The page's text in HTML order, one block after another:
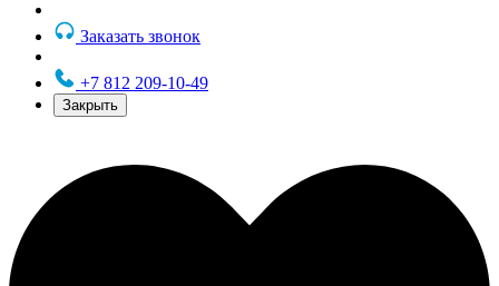
Заказать звонок
+7 812 209-10-49
Закрыть